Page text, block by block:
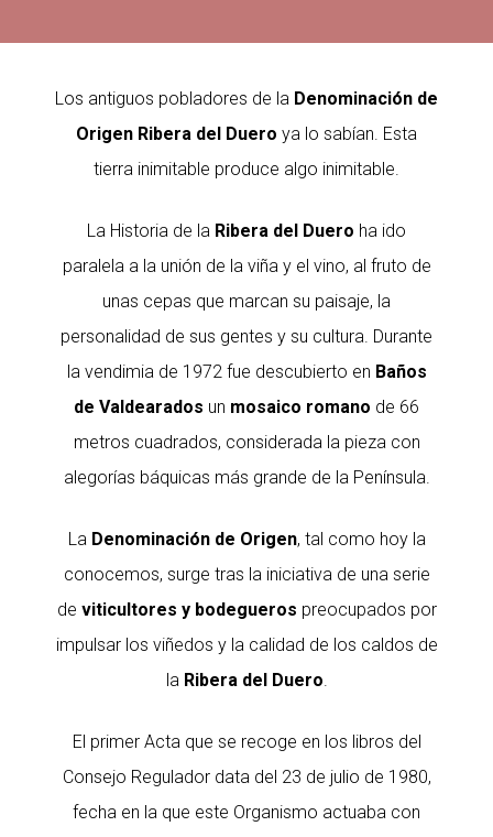
Los antiguos pobladores de la Denominación de
Origen Ribera del Duero ya lo sabían. Esta
tierra inimitable produce algo inimitable.
La Historia de la Ribera del Duero ha ido
paralela a la unión de la viña y el vino, al fruto de
unas cepas que marcan su paisaje, la
personalidad de sus gentes y su cultura. Durante
la vendimia de 1972 fue descubierto en Baños
de Valdearados un mosaico romano de 66
metros cuadrados, considerada la pieza con
alegorías báquicas más grande de la Península.
La Denominación de Origen, tal como hoy la
conocemos, surge tras la iniciativa de una serie
de viticultores y bodegueros preocupados por
impulsar los viñedos y la calidad de los caldos de
la Ribera del Duero
El primer Acta que se recoge en los libros del
Consejo Regulador data del 23 de julio de 1980,
fecha en la que este Organismo actuaba con